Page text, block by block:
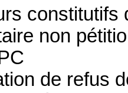
constitutifs
non
de refus